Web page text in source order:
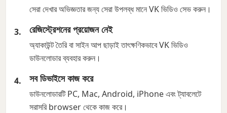
সেরা দেখার অভিজ্ঞতার জন্য সেরা উপলব্ধ মানে VK ভিডিও সেভ করুন।
রেজিস্ট্রেশনের প্রয়োজন নেই
অ্যাকাউন্ট তৈরি বা সাইন আপ ছাড়াই তাৎক্ষণিকভাবে VK ভিডিও
ডাউনলোডার ব্যবহার করুন।
সব ডিভাইসে কাজ করে
ডাউনলোডারটি PC, Mac, Android, iPhone এবং ট্যাবলেটে
সরাসরি browser থেকে কাজ করে।